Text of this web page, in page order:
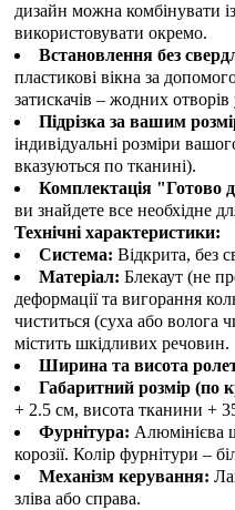
дизайн можна комбінувати
використовувати окремо.
Встановлення без
пластикові вікна за
затискачів – жодних отворів
Підрізка за вашим
індивідуальні розміри
вказуються по тканині).
Комплектація "Готово
ви знайдете все необхідне
Технічні характеристики:
Система: Відкрита, без
Матеріал: Блекаут (не
деформації та вигорання
чиститься (суха або
містить шкідливих речовин.
Ширина та висота
Габаритний розмір (по
+ 2.5 см, висота тканини +
Фурнітура: Алюмінієва
корозії. Колір фурнітури –
Механізм керування:
зліва або справа.